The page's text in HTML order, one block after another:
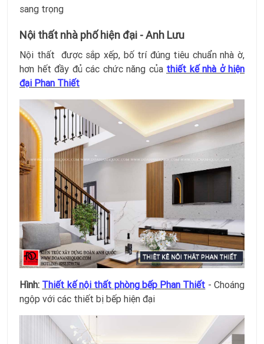
sang trọng
Nội thất nhà phố hiện đại - Anh Lưu
Nội thất được sắp xếp, bố trí đúng tiêu chuẩn nhà ờ,
hơn hết đầy đủ các chức năng của thiết kế nhà ở hiện
đại Phan Thiết
Hình: Thiết kế nội thất phòng bếp Phan Thiết - Choáng
ngộp với các thiết bị bếp hiện đại